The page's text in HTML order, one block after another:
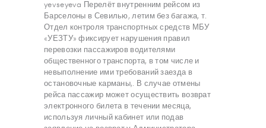
yevseyeva Перелёт внутренним рейсом из
Барселоны в Севилью, летим без багажа, т.
Отдел контроля транспортных средств МБУ
«УЕЗТУ» фиксирует нарушения правил
перевозки пассажиров водителями
общественного транспорта, в том числе и
невыполнение ими требований заезда в
остановочные карманы,. В случае отмены
рейса пассажир может осуществить возврат
электронного билета в течении месяца,
используя личный кабинет или подав